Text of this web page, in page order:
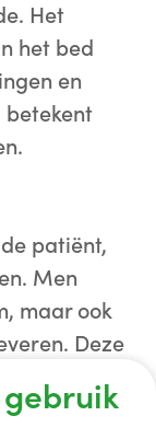
Het
het bed
en
betekent
patiënt,
Men
maar ook
Deze